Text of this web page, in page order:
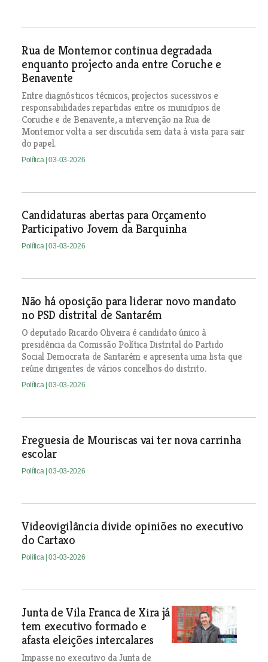
Rua de Montemor continua degradada
enquanto projecto anda entre Coruche e
Benavente
Entre diagnósticos técnicos, projectos sucessivos e
responsabilidades repartidas entre os municípios de
Coruche e de Benavente, a intervenção na Rua de
Montemor volta a ser discutida sem data à vista para sair
do papel.
Política | 03-03-2026
Candidaturas abertas para Orçamento
Participativo Jovem da Barquinha
Política | 03-03-2026
Não há oposição para liderar novo mandato
no PSD distrital de Santarém
O deputado Ricardo Oliveira é candidato único à
presidência da Comissão Política Distrital do Partido
Social Democrata de Santarém e apresenta uma lista que
reúne dirigentes de vários concelhos do distrito.
Política | 03-03-2026
Freguesia de Mouriscas vai ter nova carrinha
escolar
Política | 03-03-2026
Videovigilância divide opiniões no executivo
do Cartaxo
Política | 03-03-2026
Junta de Vila Franca de Xira já
tem executivo formado e
afasta eleições intercalares
Impasse no executivo da Junta de